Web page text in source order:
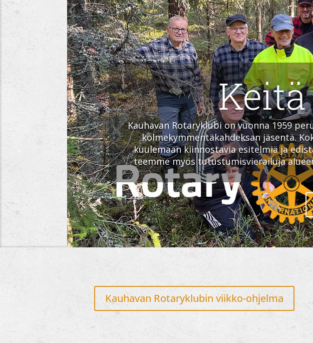
Kauhavan Rotaryklubi on vuonna 1959
kolmekymmentäkahdeksan jäsentä.
kuulemaan kiinnostavia esitelmiä ja
teemme myös tutustumisvierailuja
Kauhavan Rotaryklubin viikko-ohjelma